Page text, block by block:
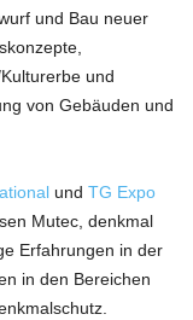
und Bau neuer
und
von Gebäuden und
und TG Expo
Mutec, denkmal
Erfahrungen in der
in den Bereichen